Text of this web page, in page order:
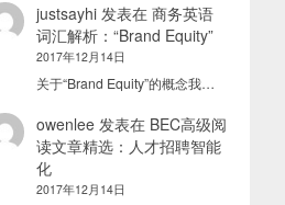
justsayhi发表在 商务英语
词汇解析：“Brand Equity”
2017年12月14日
关于“Brand Equity”的概念我…
owenlee发表在 BEC高级阅
读文章精选：人才招聘智能
化
2017年12月14日